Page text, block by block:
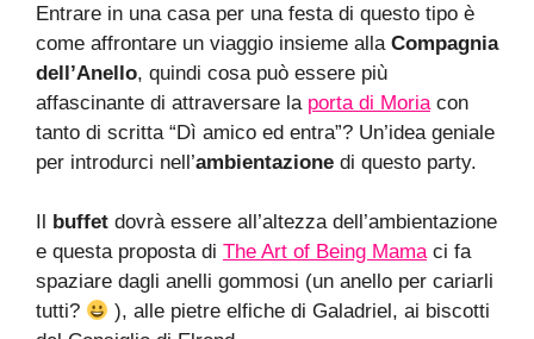
Entrare in una casa per una festa di questo tipo è
come affrontare un viaggio insieme alla Compagnia
dell’Anello, quindi cosa può essere più
affascinante di attraversare la porta di Moria con
tanto di scritta “Dì amico ed entra”? Un’idea geniale
per introdurci nell’ambientazione di questo party.
buffet dovrà essere all’altezza dell’ambientazione
e questa proposta di The Art of Being Mamaci fa
spaziare dagli anelli gommosi (un anello per cariarli
tutti?
), alle pietre elfiche di Galadriel, ai biscotti